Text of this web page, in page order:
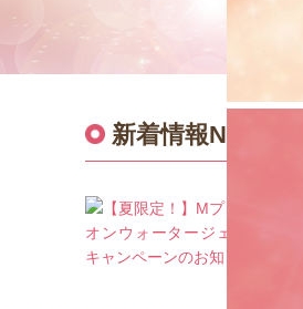
新着情報NEWS